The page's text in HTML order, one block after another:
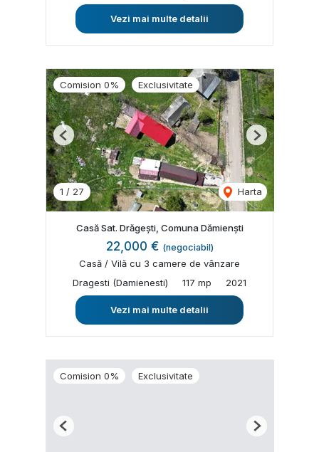
Vezi mai multe detalii
Comision 0% Exclusivitate
1 / 27 Harta
Previous Next
Casă Sat. Drăgești, Comuna Dămienști
22,000 € (negociabil)
Casă / Vilă cu 3 camere de vânzare
Dragesti (Damienesti)
117 mp 2021
Vezi mai multe detalii
Comision 0% Exclusivitate
Previous Next